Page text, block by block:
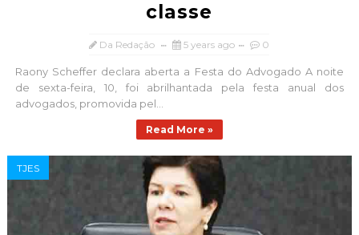
classe
Da Redação 5 years ago 0
Raony Scheffer declara aberta a Festa do Advogado A noite
de sexta-feira, 10, foi abrilhantada pela festa anual dos
advogados, promovida pel...
Read More »
TJES